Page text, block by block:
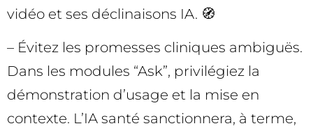
vidéo et ses déclinaisons IA. 🧭
– Évitez les promesses cliniques ambiguës.
Dans les modules “Ask”, privilégiez la
démonstration d’usage et la mise en
contexte. L’IA santé sanctionnera, à terme,